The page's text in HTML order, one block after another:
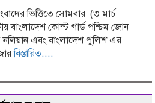
ভিত্তিতে সোমবার (৩ মার্চ
বাংলাদেশ কোস্ট গার্ড পশ্চিম জোন
এবং বাংলাদেশ পুলিশ এর
বিস্তারিত....